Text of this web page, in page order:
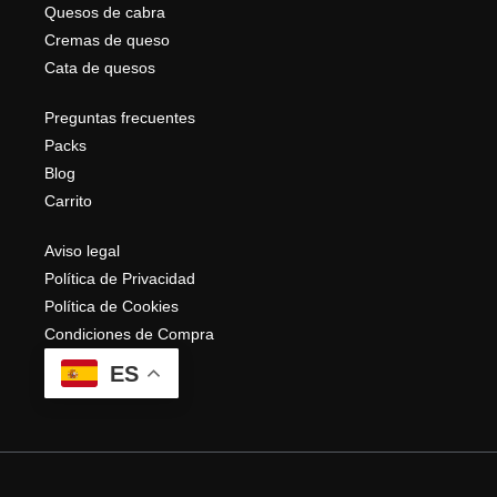
Quesos de cabra
Cremas de queso
Cata de quesos
Preguntas frecuentes
Packs
Blog
Carrito
Aviso legal
Política de Privacidad
Política de Cookies
Condiciones de Compra
ES